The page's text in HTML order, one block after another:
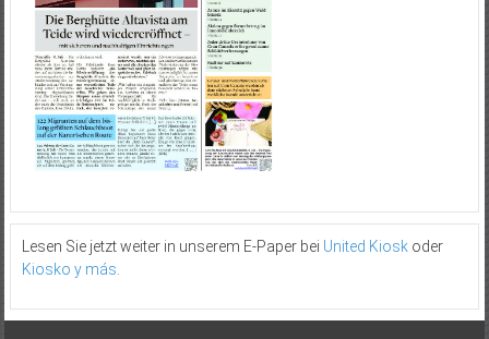
Lesen Sie jetzt weiter in unserem E-Paper bei United Kioskoder
Kiosko y más